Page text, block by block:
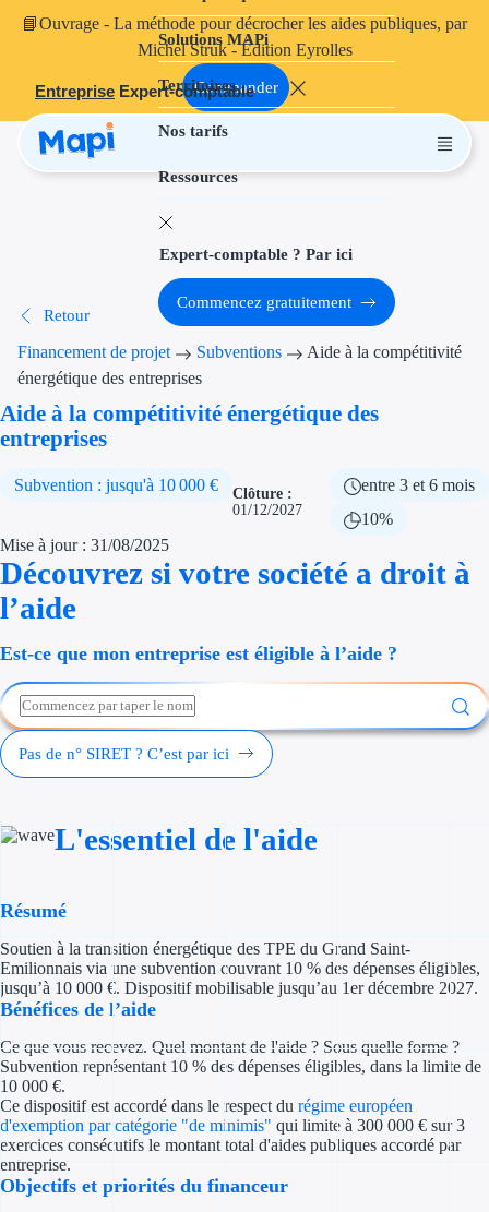
📘Ouvrage - La méthode pour décrocher les aides publiques, par
Michel Struk - Édition Eyrolles
Commander
Entreprise Expert-comptable
Solutions MAPi
Territoires
Nos tarifs
Ressources
Projets finançables
Aides à
Aides
Thématiques
Financement
Économies
Création
Cession
Type de financements
Subventions
Concours
Investir dans
Expert-comptable ? Par ici
Commencez gratuitement
Retour
Financement de projet Subventions
Aide à la compétitivité
énergétique des entreprises
Aide à la compétitivité énergétique des
entreprises
Subvention : jusqu'à 10 000 €
Clôture :
01/12/2027
entre 3 et 6 mois
10%
Mise à jour : 31/08/2025
Découvrez si votre société a droit à
l’aide
Est-ce que mon entreprise est éligible à l’aide ?
Pas de n° SIRET ? C’est par ici
L'essentiel de l'aide
Résumé
Soutien à la transition énergétique des TPE du Grand Saint-
Emilionnais via une subvention couvrant 10 % des dépenses éligibles,
jusqu’à 10 000 €. Dispositif mobilisable jusqu’au 1er décembre 2027.
Bénéfices de l’aide
Ce que vous recevez. Quel montant de l'aide ? Sous quelle forme ?
Subvention représentant 10 % des dépenses éligibles, dans la limite de
10 000 €.
Ce dispositif est accordé dans le respect du régime européen
d'exemption par catégorie "de minimis" qui limite à 300 000 € sur 3
exercices consécutifs le montant total d'aides publiques accordé par
entreprise.
Objectifs et priorités du financeur